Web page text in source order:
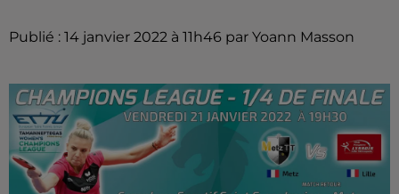
Publié : 14 janvier 2022 à 11h46 par Yoann Masson